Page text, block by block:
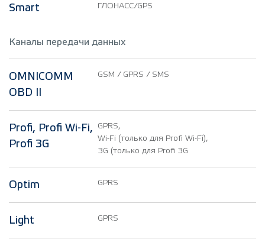
Smart ГЛОНАСС/GPS
Каналы передачи данных
OMNICOMM
OBD II
GSM / GPRS / SMS
Profi, Profi Wi-Fi,
Profi 3G
GPRS,
Wi-Fi (только для Profi Wi-Fi),
3G (только для Profi 3G
Optim GPRS
Light GPRS